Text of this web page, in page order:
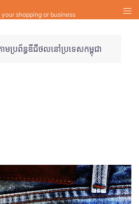
shopping or business
ាមប្រព័ន្ធឌីជីថលនៅប្រទេសកម្ពុជា